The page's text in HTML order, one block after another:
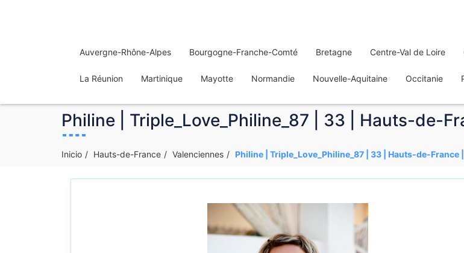
Auvergne-Rhône-Alpes Bourgogne-Franche-Comté Bretagne Centre-Val de Loire
La Réunion Martinique Mayotte Normandie Nouvelle-Aquitaine Occitanie
Philine | Triple_Love_Philine_87 | 33 | Hauts-de-
Inicio Hauts-de-France Valenciennes Philine | Triple_Love_Philine_87 | 33 | Hauts-de-France